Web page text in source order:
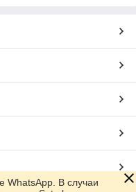
WhatsApp. В случаи